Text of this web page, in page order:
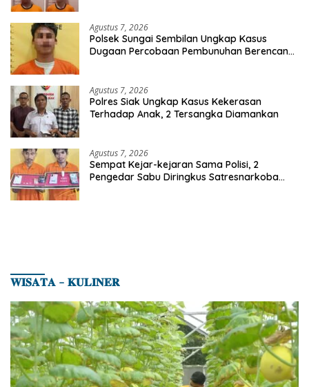
Agustus 7, 2026
Polsek Sungai Sembilan Ungkap Kasus
Dugaan Percobaan Pembunuhan Berencana,
Agustus 7, 2026
Polres Siak Ungkap Kasus Kekerasan
Terhadap Anak, 2 Tersangka Diamankan
Agustus 7, 2026
Sempat Kejar-kejaran Sama Polisi, 2
Pengedar Sabu Diringkus Satresnarkoba
𝐖𝐈𝐒𝐀𝐓𝐀 – 𝐊𝐔𝐋𝐈𝐍𝐄𝐑